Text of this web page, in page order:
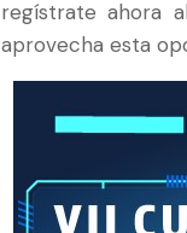
regístrate ahora al
aprovecha esta